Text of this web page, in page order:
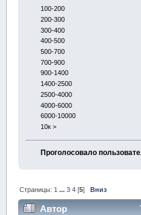
100-200
200-300
300-400
400-500
500-700
700-900
900-1400
1400-2500
2500-4000
4000-6000
6000-10000
10к >
Проголосовало
Страницы: 1 ...3 4 [5]Вниз
Автор